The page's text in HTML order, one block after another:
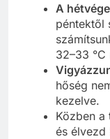
A
péntektől
32–33
hőség
kezelve.
Közben a
és élvezd